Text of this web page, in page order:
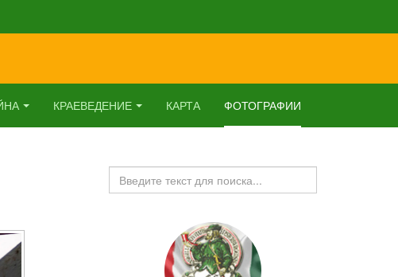
КРАЕВЕДЕНИЕ КАРТА ФОТОГРАФИИ
Искать...